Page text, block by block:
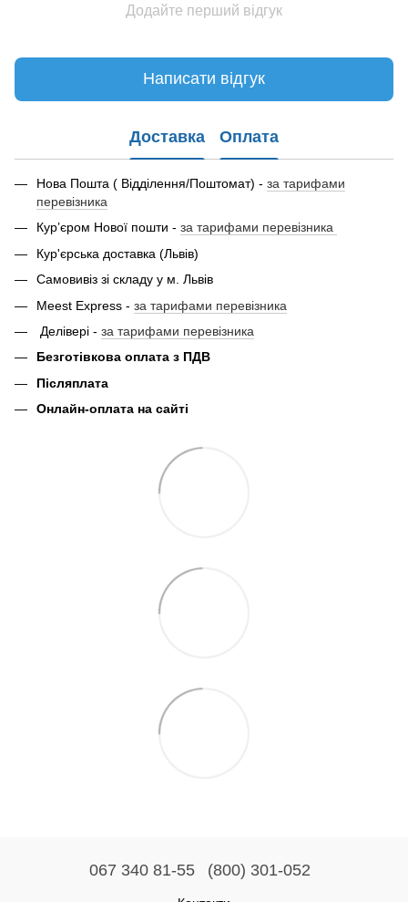
Додайте перший відгук
Написати відгук
Доставка Оплата
Нова Пошта ( Відділення/Поштомат) - за тарифами
перевізника
Кур’єром Нової пошти - за тарифами перевізника
Кур'єрська доставка (Львів)
Самовивіз зі складу у м. Львів
Meest Express - за тарифами перевізника
Делівері - за тарифами перевізника
Безготівкова оплата з ПДВ
Післяплата
Онлайн-оплата на сайті
067 340 81-55 (800) 301-052